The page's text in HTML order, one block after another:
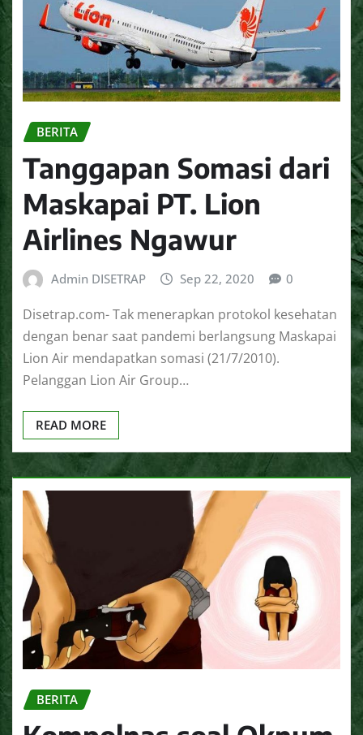
BERITA
Tanggapan Somasi dari
Maskapai PT. Lion
Airlines Ngawur
Admin DISETRAP Sep 22, 2020 0
Disetrap.com- Tak menerapkan protokol kesehatan
dengan benar saat pandemi berlangsung Maskapai
Lion Air mendapatkan somasi (21/7/2010).
Pelanggan Lion Air Group…
READ MORE
BERITA